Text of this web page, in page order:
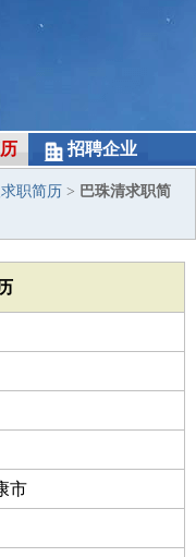
招聘企业
职简历 > 巴珠清求职简
市